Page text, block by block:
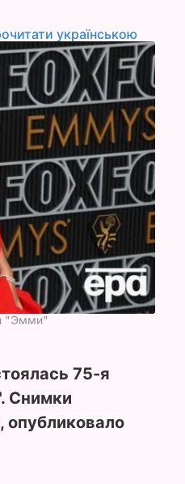
українською
"Эмми"
75-я
Снимки
опубликовало